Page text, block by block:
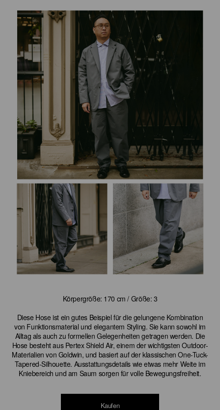
Körpergröße: 170 cm / Größe: 3
Diese Hose ist ein gutes Beispiel für die gelungene Kombination
von Funktionsmaterial und elegantem Styling. Sie kann sowohl im
Alltag als auch zu formellen Gelegenheiten getragen werden. Die
Hose besteht aus Pertex Shield Air, einem der wichtigsten Outdoor-
Materialien von Goldwin, und basiert auf der klassischen One-Tuck-
Tapered-Silhouette. Ausstattungsdetails wie etwas mehr Weite im
Kniebereich und am Saum sorgen für volle Bewegungsfreiheit.
Kaufen